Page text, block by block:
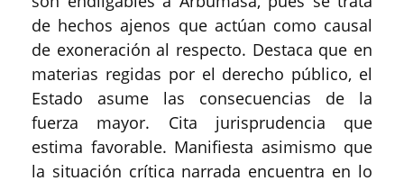
de hechos ajenos que actúan como causal
de exoneración al respecto. Destaca que en
materias regidas por el derecho público, el
Estado asume las consecuencias de la
fuerza mayor. Cita jurisprudencia que
estima favorable. Manifiesta asimismo que
la situación crítica narrada encuentra en lo